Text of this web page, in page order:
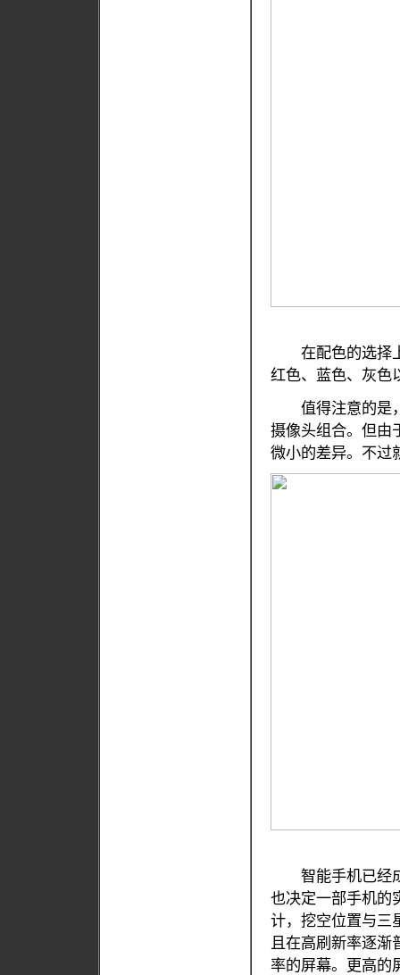
在配色的选择上
红色、蓝色、灰色
值得注意的是，
摄像头组合。但由
微小的差异。不过
智能手机已经成
也决定一部手机的
计，挖空位置与三
且在高刷新率逐渐
率的屏幕。更高的